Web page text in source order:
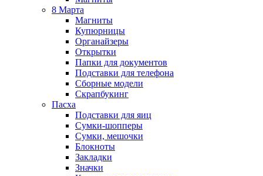
8 Марта
Магниты
Купюрницы
Органайзеры
Открытки
Папки для документов
Подставки для телефона
Сборные модели
Скрапбукинг
Пасха
Подставки для яиц
Сумки-шопперы
Сумки, мешочки
Блокноты
Закладки
Значки